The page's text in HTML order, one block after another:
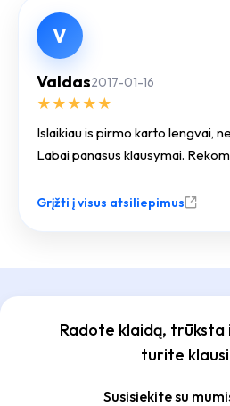
V
Valdas2017-01-16
★ ★ ★ ★ ★
Islaikiau is pirmo karto lengvai,
Labai panasus klausymai.
Grįžti į visus atsiliepimus
Radote klaidą,
turite
Susisiekite su